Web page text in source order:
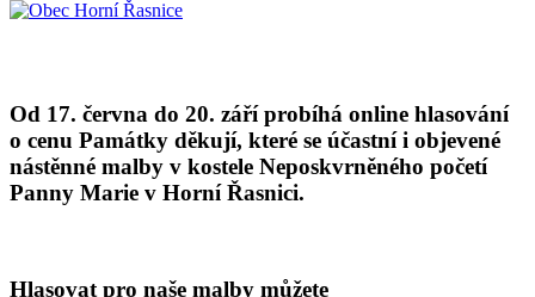
Od 17. června do 20. září probíhá online hlasování
o cenu Památky děkují, které se účastní i objevené
nástěnné malby v kostele Neposkvrněného početí
Panny Marie v Horní Řasnici.
Hlasovat pro naše malby můžete